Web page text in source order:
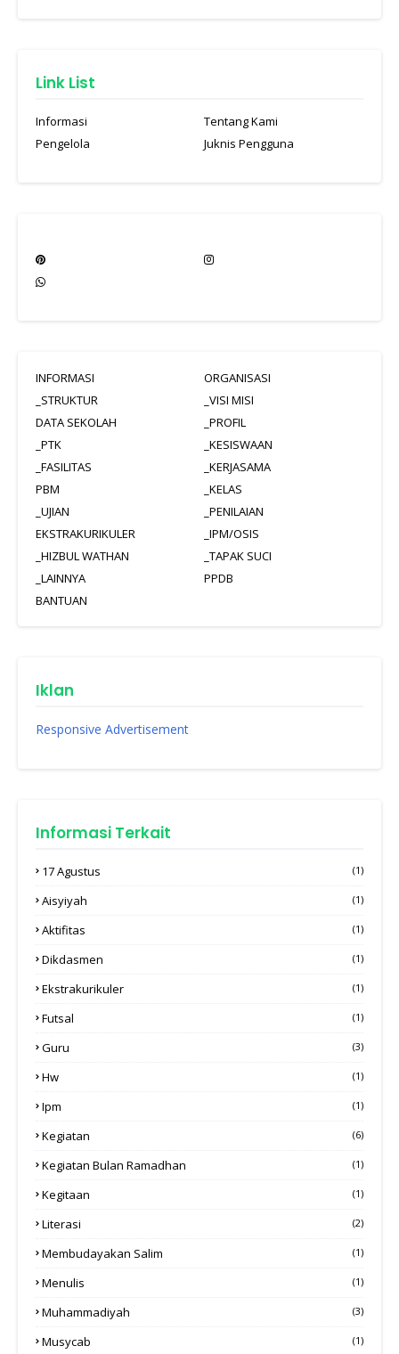
Link List
Informasi
Tentang Kami
Pengelola
Juknis Pengguna
INFORMASI
ORGANISASI
_STRUKTUR
_VISI MISI
DATA SEKOLAH
_PROFIL
_PTK
_KESISWAAN
_FASILITAS
_KERJASAMA
PBM
_KELAS
_UJIAN
_PENILAIAN
EKSTRAKURIKULER
_IPM/OSIS
_HIZBUL WATHAN
_TAPAK SUCI
_LAINNYA
PPDB
BANTUAN
Iklan
Responsive Advertisement
Informasi Terkait
17 Agustus (1)
Aisyiyah (1)
Aktifitas (1)
Dikdasmen (1)
Ekstrakurikuler (1)
Futsal (1)
Guru (3)
Hw (1)
Ipm (1)
Kegiatan (6)
Kegiatan Bulan Ramadhan (1)
Kegitaan (1)
Literasi (2)
Membudayakan Salim (1)
Menulis (1)
Muhammadiyah (3)
Musycab (1)